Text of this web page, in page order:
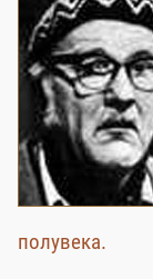
полувека.